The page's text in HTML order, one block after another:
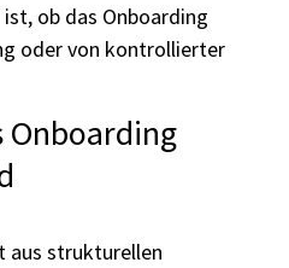
ob das Onboarding
oder von kontrollierter
Onboarding
aus strukturellen